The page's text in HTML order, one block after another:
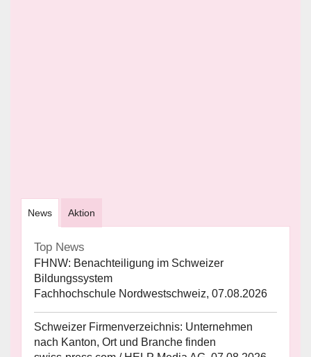
News Aktion
Top News
FHNW: Benachteiligung im Schweizer
Bildungssystem
Fachhochschule Nordwestschweiz, 07.08.2026
Schweizer Firmenverzeichnis: Unternehmen
nach Kanton, Ort und Branche finden